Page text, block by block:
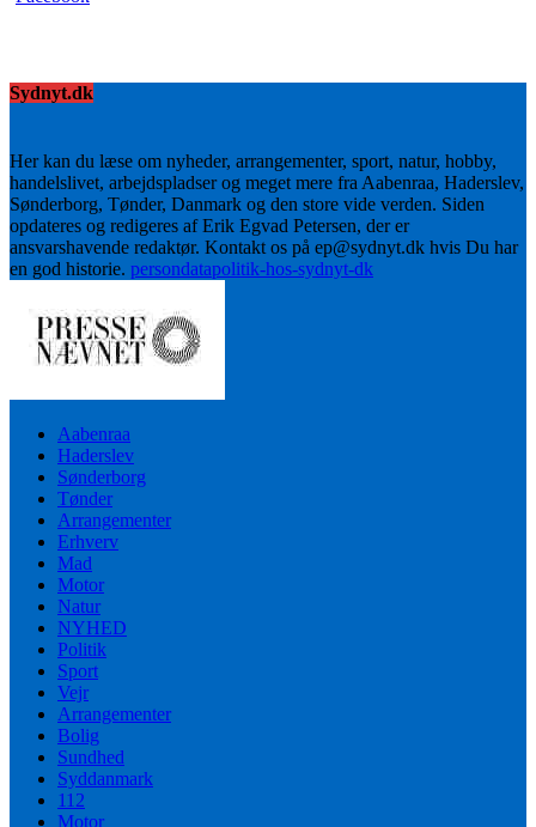
Sydnyt.dk
Her kan du læse om nyheder, arrangementer, sport, natur, hobby,
handelslivet, arbejdspladser og meget mere fra Aabenraa, Haderslev,
Sønderborg, Tønder, Danmark og den store vide verden. Siden
opdateres og redigeres af Erik Egvad Petersen, der er
ansvarshavende redaktør. Kontakt os på ep@sydnyt.dk hvis Du har
en god historie. persondatapolitik-hos-sydnyt-dk
Aabenraa
Haderslev
Sønderborg
Tønder
Arrangementer
Erhverv
Mad
Motor
Natur
NYHED
Politik
Sport
Vejr
Arrangementer
Bolig
Sundhed
Syddanmark
112
Motor